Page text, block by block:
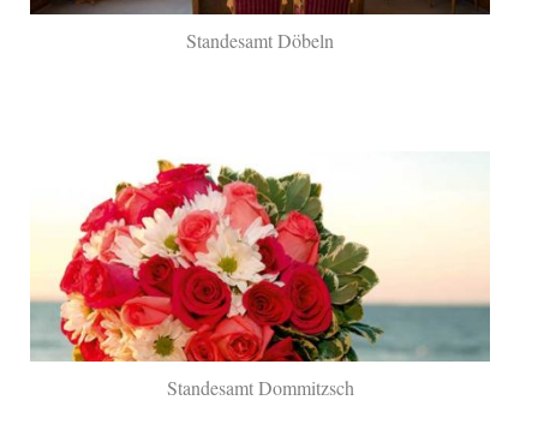
Standesamt Döbeln
Standesamt Dommitzsch